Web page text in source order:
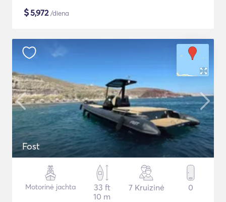
$5,972/diena
Fost
Motorinė jachta
33 ft
10 m
7 Kruizinė 0